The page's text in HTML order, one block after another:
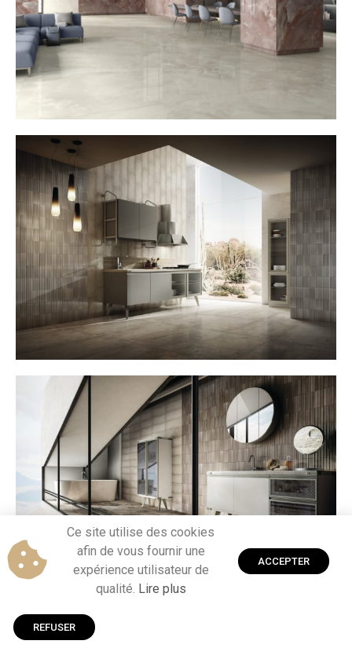
Ce site utilise des cookies
afin de vous fournir une
expérience utilisateur de
qualité. Lire plus
ACCEPTER
REFUSER